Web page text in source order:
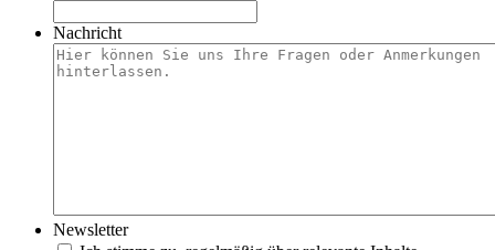
Nachricht
Newsletter